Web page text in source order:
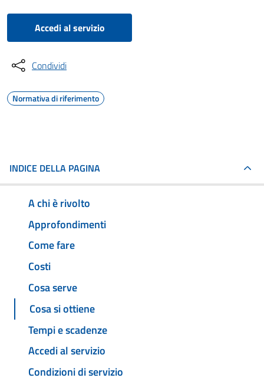
Accedi al servizio
Condividi
Normativa di riferimento
INDICE DELLA PAGINA
A chi è rivolto
Approfondimenti
Come fare
Costi
Cosa serve
Cosa si ottiene
Tempi e scadenze
Accedi al servizio
Condizioni di servizio